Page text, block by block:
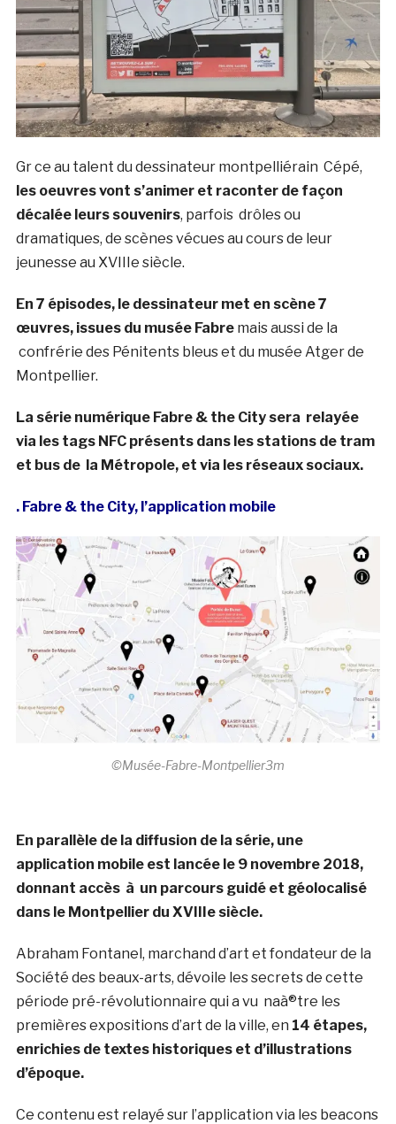
Gr ce au talent du dessinateur montpelliérain Cépé,
les oeuvres vont s’animer et raconter de façon
décalée leurs souvenirs, parfois drôles ou
dramatiques, de scènes vécues au cours de leur
jeunesse au XVIIIe siècle.
En 7 épisodes, le dessinateur met en scène 7
œuvres, issues du musée Fabremais aussi de la
confrérie des Pénitents bleus et du musée Atger de
Montpellier.
La série numérique Fabre & the City sera relayée
via les tags NFC présents dans les stations de tram
et bus de la Métropole, et via les réseaux sociaux.
. Fabre & the City, l’application mobile
©Musée-Fabre-Montpellier3m
En parallèle de la diffusion de la série, une
application mobile est lancée le 9 novembre 2018,
donnant accès à un parcours guidé et géolocalisé
dans le Montpellier du XVIIIe siècle.
Abraham Fontanel, marchand d’art et fondateur de la
Société des beaux-arts, dévoile les secrets de cette
période pré-révolutionnaire qui a vu naà®tre les
premières expositions d’art de la ville, en 14 étapes,
enrichies de textes historiques et d’illustrations
d’époque.
Ce contenu est relayé sur l’application via les beacons